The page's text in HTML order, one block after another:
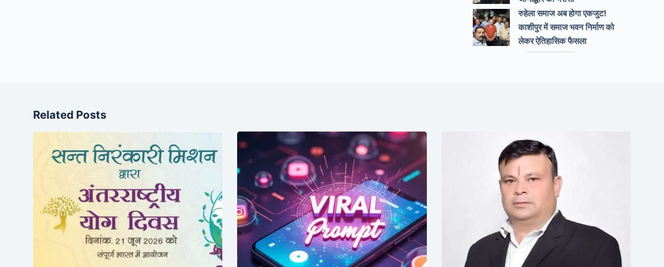
रुहेला समाज अब होगा एकजुट!
काशीपुर में समाज भवन निर्माण को
लेकर ऐतिहासिक फैसला
Related Posts